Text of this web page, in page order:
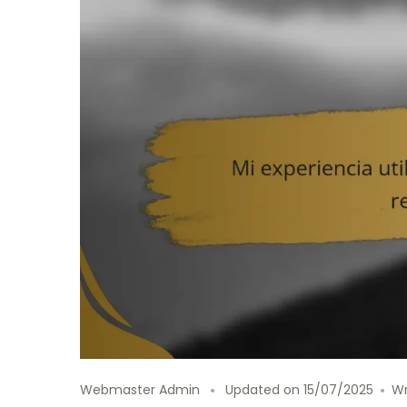
Webmaster Admin Updated on 15/07/2025